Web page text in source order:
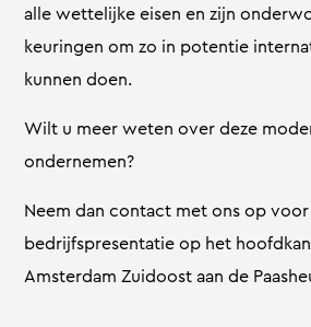
alle wettelijke eisen en zijn
keuringen om zo in potentie
kunnen doen.
Wilt u meer weten over deze
ondernemen?
Neem dan contact met ons op
bedrijfspresentatie op het
Amsterdam Zuidoost aan de